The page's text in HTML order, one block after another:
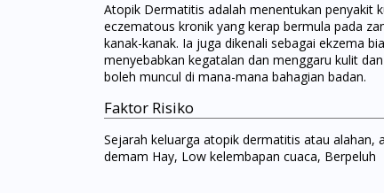
Atopik Dermatitis adalah menentukan penyakit
eczematous kronik yang kerap bermula pada
kanak-kanak. Ia juga dikenali sebagai ekzema
menyebabkan kegatalan dan menggaru kulit dan
boleh muncul di mana-mana bahagian badan.
Faktor Risiko
Sejarah keluarga atopik dermatitis atau alahan,
demam Hay, Low kelembapan cuaca, Berpeluh